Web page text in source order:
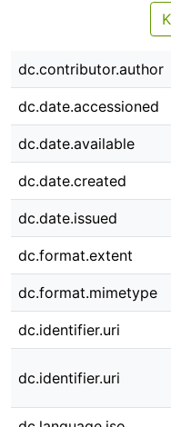
dc.contributor.author
dc.date.accessioned
dc.date.available
dc.date.created
dc.date.issued
dc.format.extent
dc.format.mimetype
dc.identifier.uri
dc.identifier.uri